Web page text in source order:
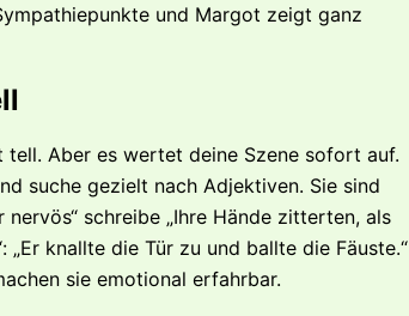
und Margot zeigt ganz
tell. Aber es wertet deine Szene sofort auf.
suche gezielt nach Adjektiven. Sie sind
schreibe „Ihre Hände zitterten, als
„Er knallte die Tür zu und ballte die Fäuste.“
sie emotional erfahrbar.